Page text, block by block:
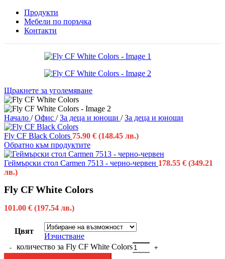
Продукти
Мебели по поръчка
Контакти
Щракнете за уголемяване
Начало / Офис / За деца и юноши / За деца и юноши
Fly CF Black Colors 75.90 € (148.45 лв.)
Обратно към продуктите
Геймърски стол Carmen 7513 - черно-червен 178.55 € (349.21
лв.)
Fly CF White Colors
101.00 € (197.54 лв.)
Цвят
Изчистване
количество за Fly CF White Colors